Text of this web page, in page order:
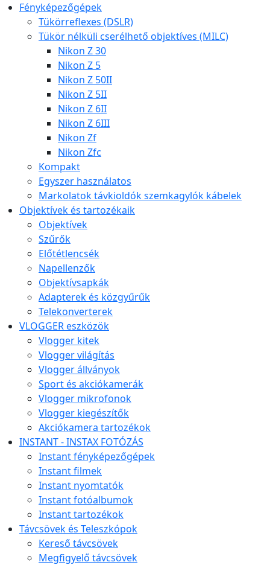
Fényképezőgépek
Tükörreflexes (DSLR)
Tükör nélküli cserélhető objektíves (MILC)
Nikon Z 30
Nikon Z 5
Nikon Z 50II
Nikon Z 5II
Nikon Z 6II
Nikon Z 6III
Nikon Zf
Nikon Zfc
Kompakt
Egyszer használatos
Markolatok távkioldók szemkagylók kábelek
Objektívek és tartozékaik
Objektívek
Szűrők
Előtétlencsék
Napellenzők
Objektívsapkák
Adapterek és közgyűrűk
Telekonverterek
VLOGGER eszközök
Vlogger kitek
Vlogger világítás
Vlogger állványok
Sport és akciókamerák
Vlogger mikrofonok
Vlogger kiegészítők
Akciókamera tartozékok
INSTANT - INSTAX FOTÓZÁS
Instant fényképezőgépek
Instant filmek
Instant nyomtatók
Instant fotóalbumok
Instant tartozékok
Távcsövek és Teleszkópok
Kereső távcsövek
Megfigyelő távcsövek